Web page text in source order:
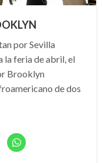
por Sevilla
la feria de abril, el
Brooklyn
de dos